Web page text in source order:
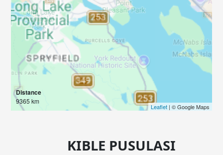
Distance
9365 km
Leaflet| © Google Maps
KIBLE PUSULASI